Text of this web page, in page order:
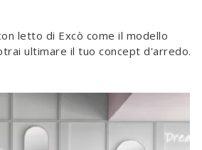
letto di Excò come il modello
ultimare il tuo concept d'arredo.